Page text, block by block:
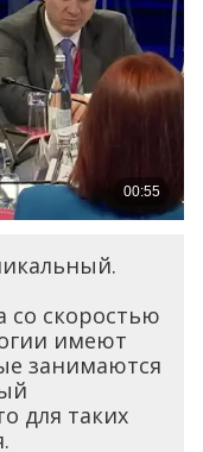
со скоростью
имеют
занимаются
для таких